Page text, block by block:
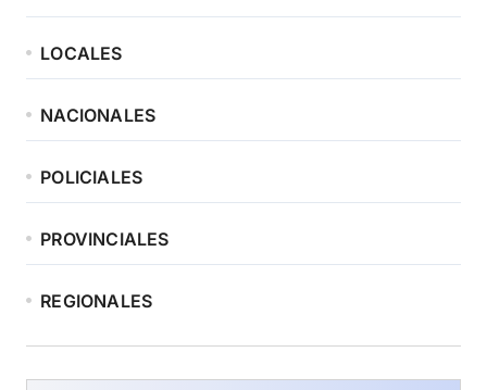
LOCALES
NACIONALES
POLICIALES
PROVINCIALES
REGIONALES